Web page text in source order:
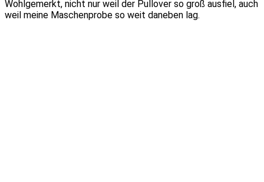
Wohlgemerkt, nicht nur weil der Pullover so groß ausfiel, auch
weil meine Maschenprobe so weit daneben lag.